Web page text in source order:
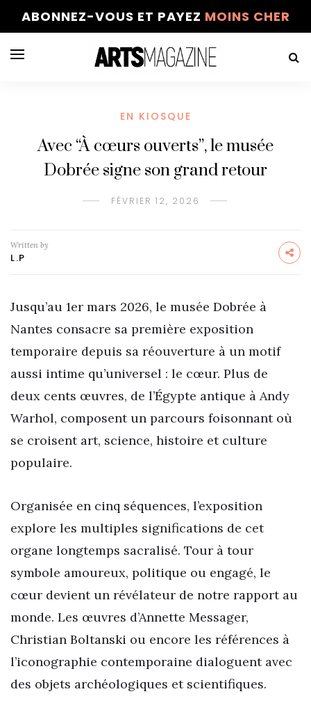
ABONNEZ-VOUS ET PAYEZ MOINS CHER
EN KIOSQUE
Avec “À cœurs ouverts”, le musée
Dobrée signe son grand retour
FÉVRIER 12, 2026
Written by
L.P
Jusqu’au 1er mars 2026, le musée Dobrée à
Nantes consacre sa première exposition
temporaire depuis sa réouverture à un motif
aussi intime qu’universel : le cœur. Plus de
deux cents œuvres, de l’Égypte antique à Andy
Warhol, composent un parcours foisonnant où
se croisent art, science, histoire et culture
populaire.
Organisée en cinq séquences, l’exposition
explore les multiples significations de cet
organe longtemps sacralisé. Tour à tour
symbole amoureux, politique ou engagé, le
cœur devient un révélateur de notre rapport au
monde. Les œuvres d’Annette Messager,
Christian Boltanski ou encore les références à
l’iconographie contemporaine dialoguent avec
des objets archéologiques et scientifiques.